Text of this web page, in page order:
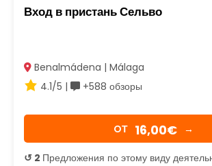
Вход в пристань Сельво
Benalmádena | Málaga
4.1/5 |
+588 обзоры
OТ 16,00€ →
↺ 2 Предложения по этому виду